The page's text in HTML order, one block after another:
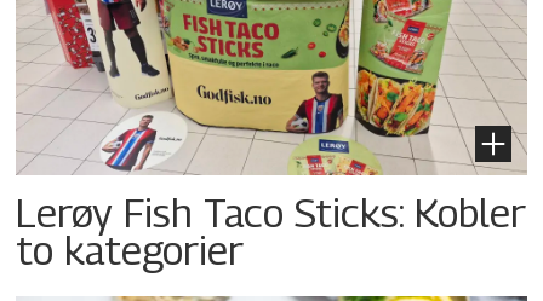
Lerøy Fish Taco Sticks: Kobler
to kategorier